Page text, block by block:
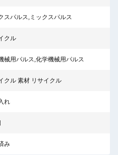
スパルス,ミックスパルス
クル
械用パルス,化学機械用パルス
クル 素材 リサイクル
れ
み